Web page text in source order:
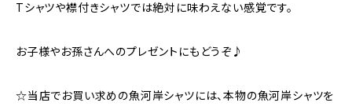
Tシャツや襟付きシャツでは絶対に味わえない感覚です。
お子様やお孫さんへのプレゼントにもどうぞ♪
☆当店でお買い求めの魚河岸シャツには、本物の魚河岸シャツを